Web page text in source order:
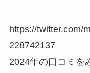
https://twitter.com/
228742137
2024年の口コミを